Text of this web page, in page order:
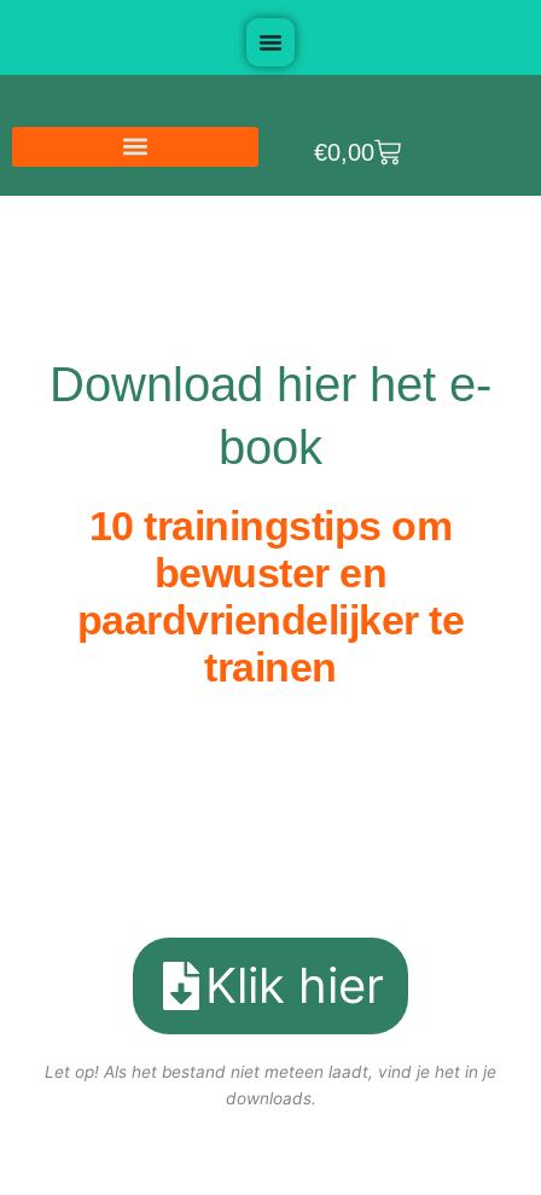
€0,00Winkelwagen
Download hier het e-
book
10 trainingstips om
bewuster en
paardvriendelijker te
trainen
Klik hier
Let op! Als het bestand niet meteen laadt, vind je het in je
downloads.